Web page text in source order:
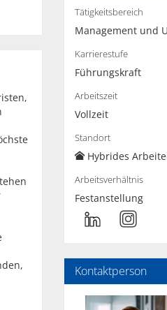
Tätigkeitsbereich
Management und
Karrierestufe
Führungskraft
Arbeitszeit
Vollzeit
Standort
Hybrides
Arbeitsverhältnis
Festanstellung
Kontaktperson